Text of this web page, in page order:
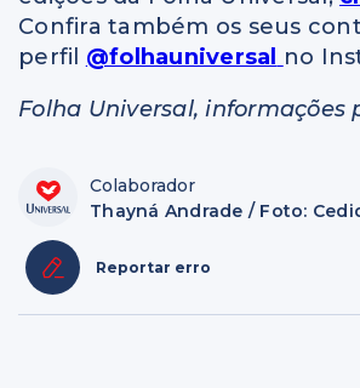
Confira também os seus
perfil @folhauniversal
no
Folha Universal, informações
Colaborador
Thayná Andrade / Foto:
Reportar erro